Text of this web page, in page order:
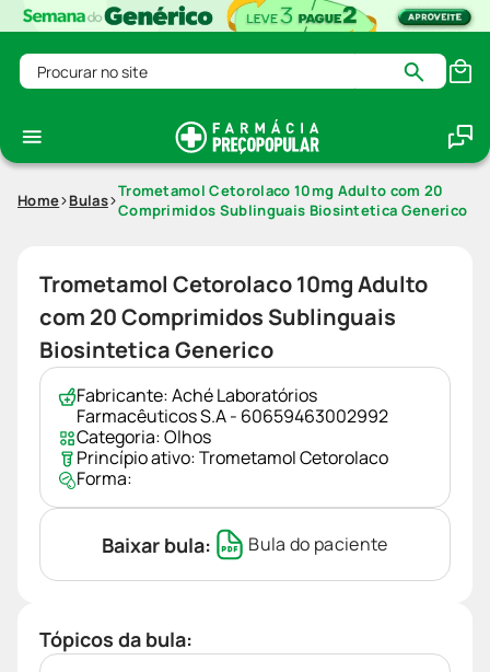
Procurar no site
Home Bulas Trometamol Cetorolaco 10mg Adulto com 20
Comprimidos Sublinguais Biosintetica Generico
Trometamol Cetorolaco 10mg Adulto
com 20 Comprimidos Sublinguais
Biosintetica Generico
Fabricante:Aché Laboratórios
Farmacêuticos S.A - 60659463002992
Categoria:Olhos
Princípio ativo:Trometamol Cetorolaco
Forma:
Baixar bula: Bula do paciente
Tópicos da bula: